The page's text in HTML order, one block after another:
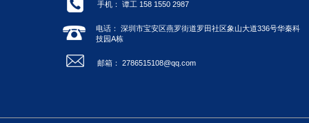
手机： 谭工 158 1550 2987
电话： 深圳市宝安区燕罗街道罗田社区象山大道336号华秦科
技园A栋
邮箱： 2786515108@qq.com